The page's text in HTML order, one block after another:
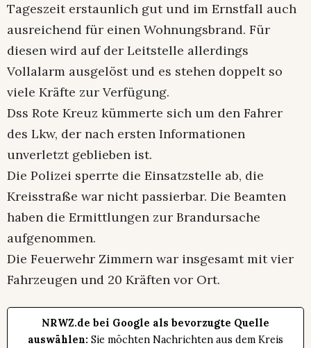
Tageszeit erstaunlich gut und im Ernstfall auch
ausreichend für einen Wohnungsbrand. Für
diesen wird auf der Leitstelle allerdings
Vollalarm ausgelöst und es stehen doppelt so
viele Kräfte zur Verfügung.
Dss Rote Kreuz kümmerte sich um den Fahrer
des Lkw, der nach ersten Informationen
unverletzt geblieben ist.
Die Polizei sperrte die Einsatzstelle ab, die
Kreisstraße war nicht passierbar. Die Beamten
haben die Ermittlungen zur Brandursache
aufgenommen.
Die Feuerwehr Zimmern war insgesamt mit vier
Fahrzeugen und 20 Kräften vor Ort.
NRWZ.de bei Google als bevorzugte Quelle
auswählen: Sie möchten Nachrichten aus dem Kreis